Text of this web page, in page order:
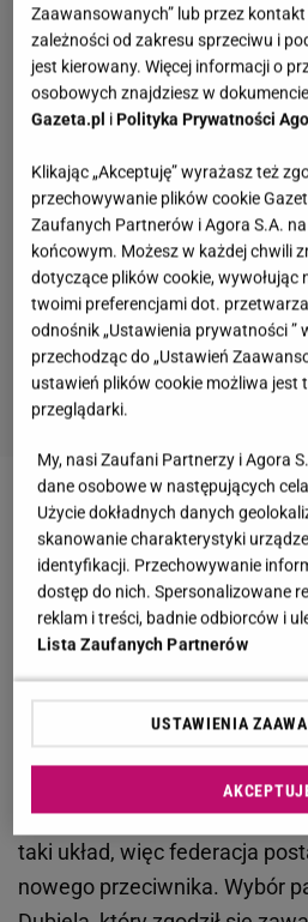
Zobacz wideoMarcin Dubiel
pogodzi treningi do Fame
Sylwester Wardęga nie
Jakiś czas temuSylwester
Zerwał cztery więzadła w
zdrowiu wyklucza go z walki
Oj
bokserskiej. Wojtek
taki układ, więc federacja
nowego przeciwnika. Wybór
Zaawansowanych” lub przez
zależności od zakresu sprzeciwu i
jest kierowany. Więcej informacji o
osobowych znajdziesz w
Gazeta.pl iPolityka Prywatności
Klikając „Akceptuję” wyrażasz też
przechowywanie plików cookie
Zaufanych Partnerów i Agora S.A.
końcowym. Możesz w każdej chwili
dotyczące plików cookie, wywołując
twoimi preferencjami dot.
odnośnik „Ustawienia prywatności ”
przechodząc do „Ustawień
ustawień plików cookie możliwa jest
przeglądarki.
My, nasi Zaufani Partnerzy i Agora
dane osobowe w następujących
Użycie dokładnych danych
skanowanie charakterystyki
identyfikacji. Przechowywanie
dostęp do nich. Spersonalizowane
reklam i treści, badnie odbiorców i
Lista Zaufanych Partnerów
USTAWIENIA